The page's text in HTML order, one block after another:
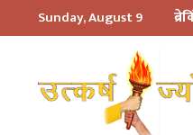
Sunday, August 9